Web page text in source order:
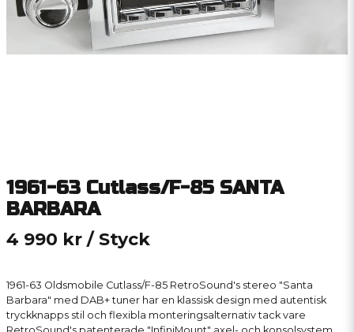
1961-63 Cutlass/F-85 SANTA
BARBARA
4 990 kr / Styck
1961-63 Oldsmobile Cutlass/F-85 RetroSound's stereo "Santa
Barbara" med DAB+ tuner har en klassisk design med autentisk
tryckknapps stil och flexibla monteringsalternativ tack vare